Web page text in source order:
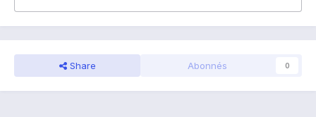
Share Abonnés 0